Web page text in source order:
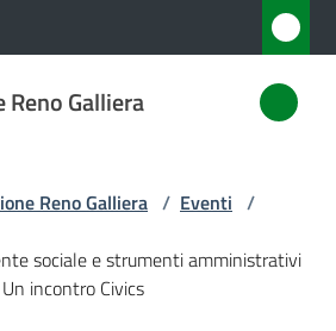
Reno Galliera
Reno Galliera / Eventi /
sociale e strumenti amministrativi
incontro Civics